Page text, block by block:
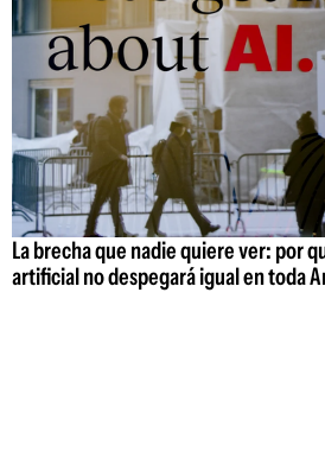
La brecha que nadie quiere ver: por
artificial no despegará igual en toda